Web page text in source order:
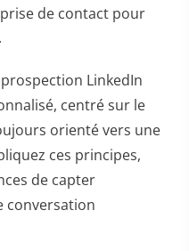
de contact pour
LinkedIn
centré sur le
orienté vers une
ces principes,
de capter
conversation